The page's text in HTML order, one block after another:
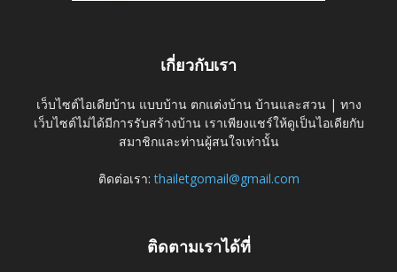
เกี่ยวกับเรา
เว็บไซต์ไอเดียบ้าน แบบบ้าน ตกแต่งบ้าน บ้านและสวน | ทาง
เว็บไซต์ไม่ได้มีการรับสร้างบ้าน เราเพียงแชร์ให้ดูเป็นไอเดียกับ
สมาชิกและท่านผู้สนใจเท่านั้น
ติดต่อเรา:thailetgomail@gmail.com
ติดตามเราได้ที่